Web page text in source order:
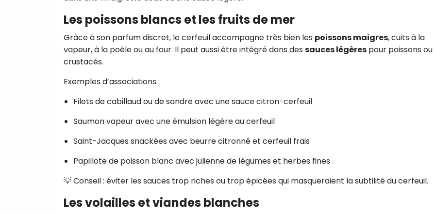
Les poissons blancs et les fruits de mer
Grâce à son parfum discret, le cerfeuil accompagne très bien les poissons maigres, cuits à la
vapeur, à la poêle ou au four. Il peut aussi être intégré dans des sauces légères pour poissons ou
crustacés.
Exemples d’associations :
Filets de cabillaud ou de sandre avec une sauce citron-cerfeuil
Saumon vapeur avec une émulsion légère au cerfeuil
Saint-Jacques snackées avec beurre citronné et cerfeuil frais
Papillote de poisson blanc avec julienne de légumes et herbes fines
💡 Conseil : éviter les sauces trop riches ou trop épicées qui masqueraient la subtilité du cerfeuil.
Les volailles et viandes blanches